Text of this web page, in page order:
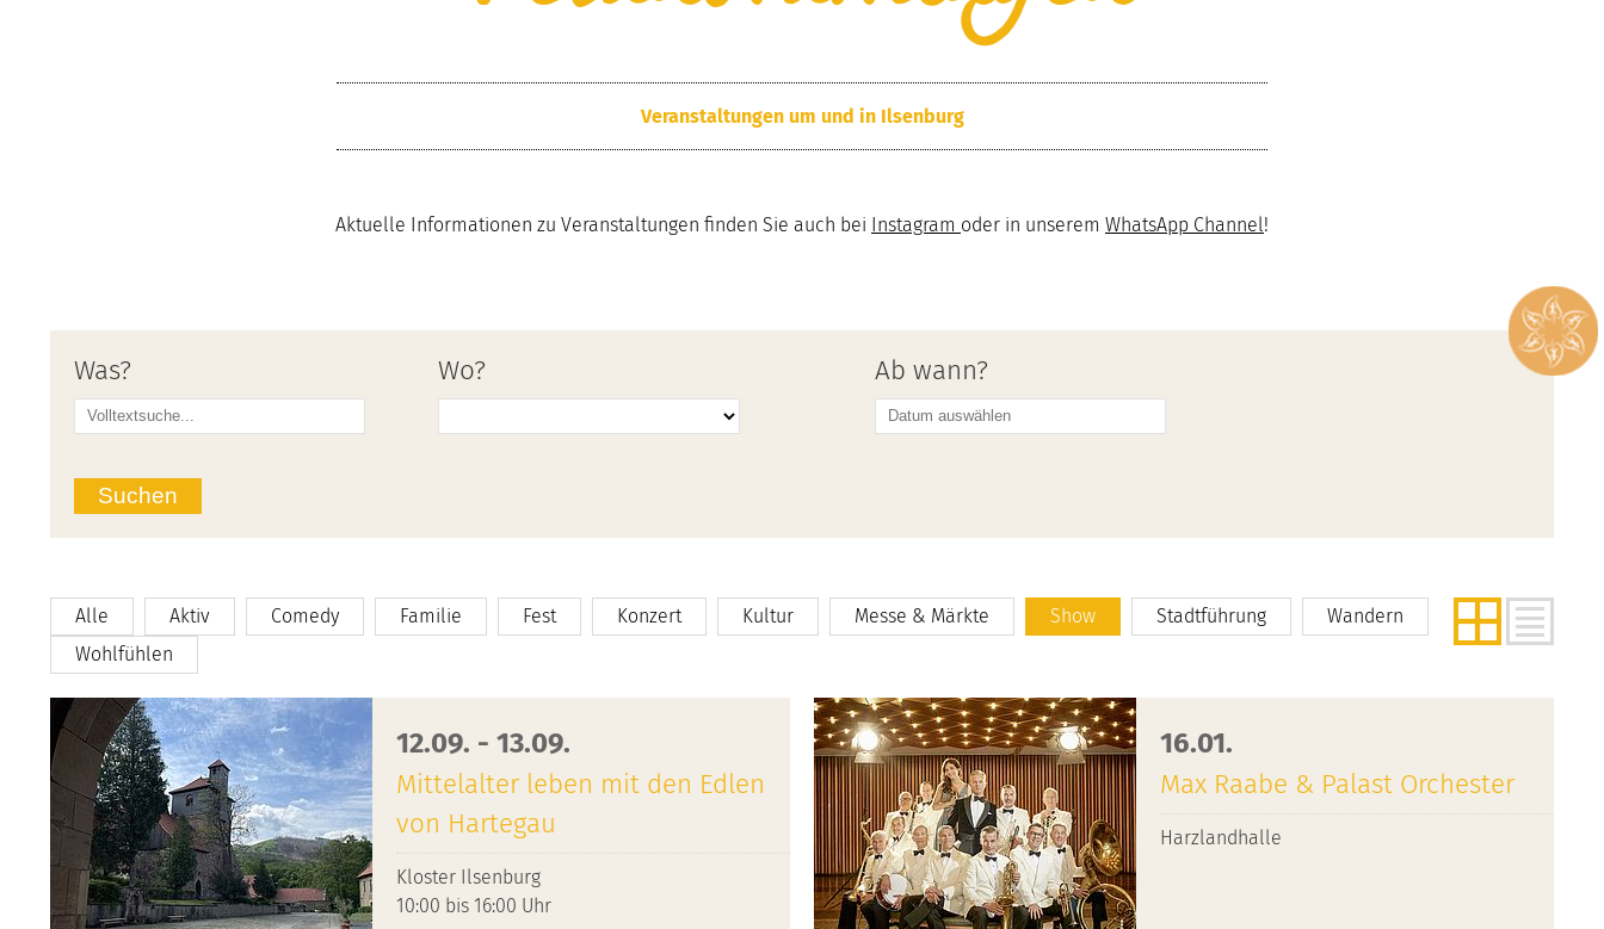
Veranstaltungen um und in Ilsenburg
Aktuelle Informationen zu Veranstaltungen finden Sie auch bei Instagram oder in unserem WhatsApp Channel!
Was? Wo? Ab wann?
Suchen
Alle Aktiv Comedy Familie Fest Konzert Kultur Messe & Märkte Show Stadtführung
Wandern
Wohlfühlen
12.09. - 13.09.
Mittelalter leben mit den Edlen
von Hartegau
Kloster Ilsenburg
10:00 bis 16:00 Uhr
16.01.
Max Raabe & Palast Orchester
Harzlandhalle